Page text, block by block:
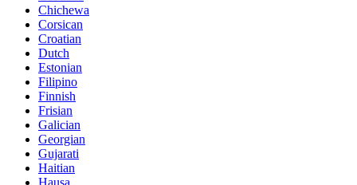
Chichewa
Corsican
Croatian
Dutch
Estonian
Filipino
Finnish
Frisian
Galician
Georgian
Gujarati
Haitian
Hausa